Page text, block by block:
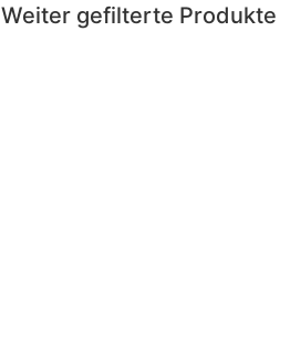
Weiter gefilterte Produkte